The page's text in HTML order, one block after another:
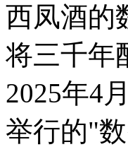
西凤酒的
将三千年
2025年4
举行的"